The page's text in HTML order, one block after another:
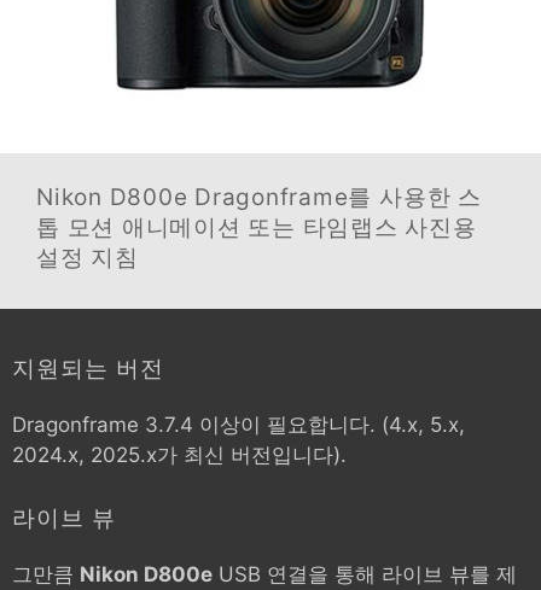
Nikon D800e Dragonframe를 사용한 스
톱 모션 애니메이션 또는 타임랩스 사진용
설정 지침
지원되는 버전
Dragonframe 3.7.4 이상이 필요합니다. (4.x, 5.x,
2024.x, 2025.x가 최신 버전입니다).
라이브 뷰
그만큼 Nikon D800e USB 연결을 통해 라이브 뷰를 제